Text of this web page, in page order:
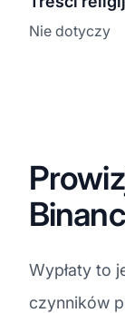
Nie dotyczy
Wypłaty to
czynników